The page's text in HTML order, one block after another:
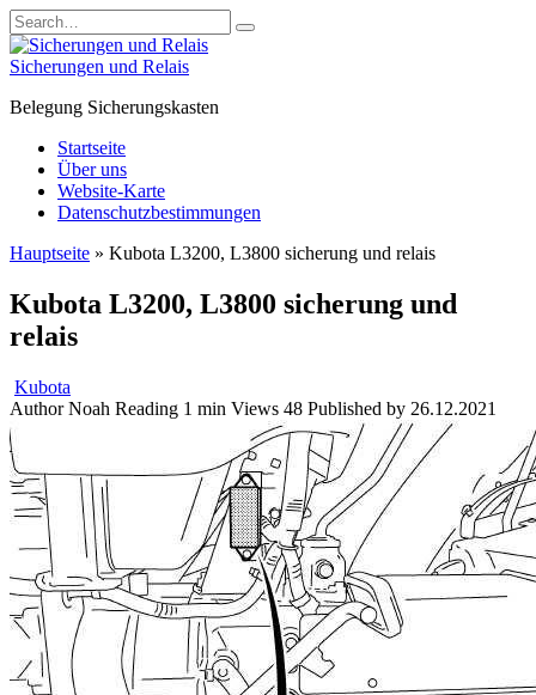
Skip
to
content
Search
for:
Sicherungen und Relais
Belegung Sicherungskasten
Startseite
Über uns
Website-Karte
Datenschutzbestimmungen
Hauptseite » Kubota L3200, L3800 sicherung und relais
Kubota L3200, L3800 sicherung und
relais
Kubota
Author Noah Reading 1 min Views 48 Published by 26.12.2021